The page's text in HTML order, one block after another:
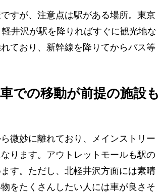
すが、注意点は駅がある場所。東京
井沢が駅を降りればすぐに観光地な
ており、新幹線を降りてからバス等
での移動が前提の施設も
微妙に離れており、メインストリー
ります。アウトレットモールも駅の
す。ただし、北軽井沢方面には素晴
をたくさんしたい人には車が良さそ